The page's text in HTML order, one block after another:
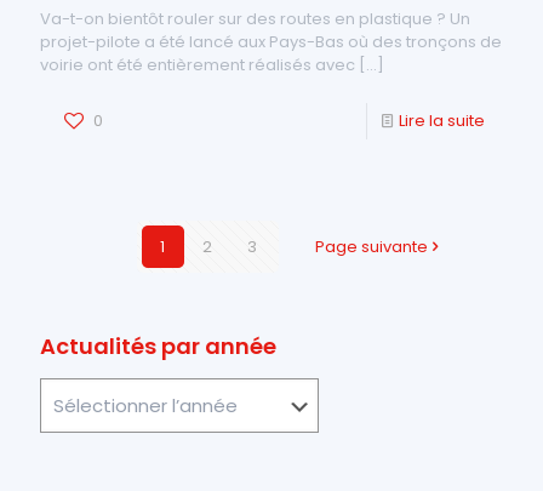
Va-t-on bientôt rouler sur des routes en plastique ? Un
projet-pilote a été lancé aux Pays-Bas où des tronçons de
voirie ont été entièrement réalisés avec […]
0 Lire la suite
1 2 3 Page suivante
Actualités par année